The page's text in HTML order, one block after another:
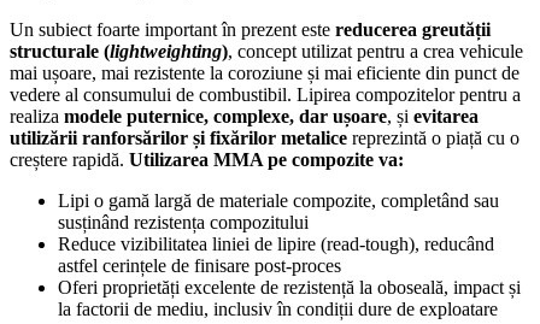
Un subiect foarte important în prezent este reducerea greutății
structurale (lightweighting), concept utilizat pentru a crea vehicule
mai ușoare, mai rezistente la coroziune și mai eficiente din punct de
vedere al consumului de combustibil. Lipirea compozitelor pentru a
realiza modele puternice, complexe, dar ușoare, și evitarea
utilizării ranforsărilor și fixărilor metalice reprezintă o piață cu o
creștere rapidă. Utilizarea MMA pe compozite va:
Lipi o gamă largă de materiale compozite, completând sau
susținând rezistența compozitului
Reduce vizibilitatea liniei de lipire (read-tough), reducând
astfel cerințele de finisare post-proces
Oferi proprietăți excelente de rezistență la oboseală, impact și
la factorii de mediu, inclusiv în condiții dure de exploatare